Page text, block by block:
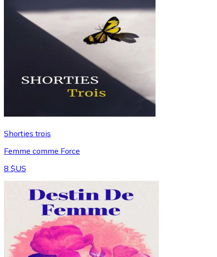
Shorties trois
Femme comme Force
8 $US